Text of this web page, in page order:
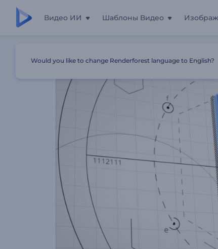
Видео ИИ Шаблоны Видео
Would you like to change Renderforest language to English?